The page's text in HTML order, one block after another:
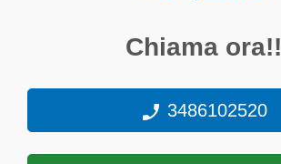
Chiama ora!!
3486102520